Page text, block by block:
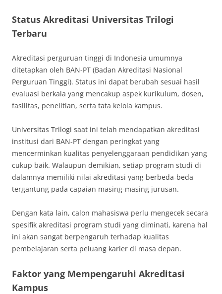
Status Akreditasi Universitas Trilogi
Terbaru
Akreditasi perguruan tinggi di Indonesia umumnya
ditetapkan oleh BAN-PT (Badan Akreditasi Nasional
Perguruan Tinggi). Status ini dapat berubah sesuai hasil
evaluasi berkala yang mencakup aspek kurikulum, dosen,
fasilitas, penelitian, serta tata kelola kampus.
Universitas Trilogi saat ini telah mendapatkan akreditasi
institusi dari BAN-PT dengan peringkat yang
mencerminkan kualitas penyelenggaraan pendidikan yang
cukup baik. Walaupun demikian, setiap program studi di
dalamnya memiliki nilai akreditasi yang berbeda-beda
tergantung pada capaian masing-masing jurusan.
Dengan kata lain, calon mahasiswa perlu mengecek secara
spesifik akreditasi program studi yang diminati, karena hal
ini akan sangat berpengaruh terhadap kualitas
pembelajaran serta peluang karier di masa depan.
Faktor yang Mempengaruhi Akreditasi
Kampus